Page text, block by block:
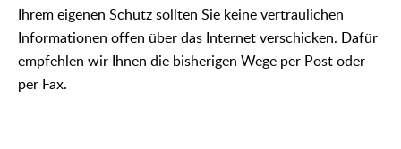
Ihrem eigenen Schutz sollten Sie keine vertraulichen
Informationen offen über das Internet verschicken. Dafür
empfehlen wir Ihnen die bisherigen Wege per Post oder
per Fax.